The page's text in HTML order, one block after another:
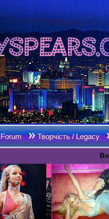
Forum Творчість / Legacy